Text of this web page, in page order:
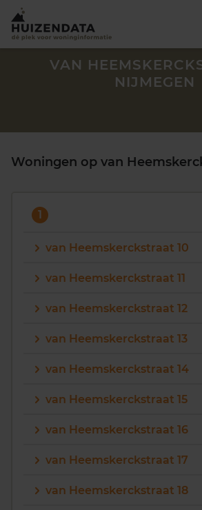
Zoek een woning
Vragen? Neem contact met ons op
088 220 4200
VAN
NIJMEGEN
Woningen op van
1
van Heemskerckstraat 10
van Heemskerckstraat 11
van Heemskerckstraat 12
van Heemskerckstraat 13
van Heemskerckstraat 14
van Heemskerckstraat 15
van Heemskerckstraat 16
van Heemskerckstraat 17
van Heemskerckstraat 18